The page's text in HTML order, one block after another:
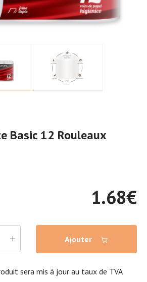
Basic 12 Rouleaux
1.68€
Ajouter
sera mis à jour au taux de TVA